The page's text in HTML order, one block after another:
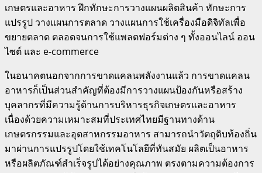
เกษตรและอาหาร ฝึกทักษะการวางแผนผลิตสินค้า ทักษะการ
แปรรูป วางแผนการตลาด วางแผนการใช้เครื่องมือดิจิทัลเพื่อ
ขยายตลาด ตลอดจนการใช้แพลตฟอร์มต่าง ๆ ทั้งออนไลน์ ออน
ไซต์ และ e-commerce
ในอนาคตนอกจากการขาดแคลนพลังงานแล้ว การขาดแคลน
อาหารก็เป็นส่วนสำคัญที่ต้องมีการวางแผนป้องกันหรือสร้าง
บุคลากรที่มีความรู้ด้านการบริหารธุรกิจเกษตรและอาหาร
เนื่องด้วยความเหมาะสมที่ประเทศไทยมีฐานทางด้าน
เกษตรกรรมและอุตสาหกรรมอาหาร สามารถนำวัตถุดิบท้องถิ่น
มาผ่านการแปรรูปโดยใช้เทคโนโลยีที่ทันสมัย ผลิตเป็นอาหาร
หรือผลิตภัณฑ์สำเร็จรูปได้อย่างคุณภาพ ตรงตามความต้องการ